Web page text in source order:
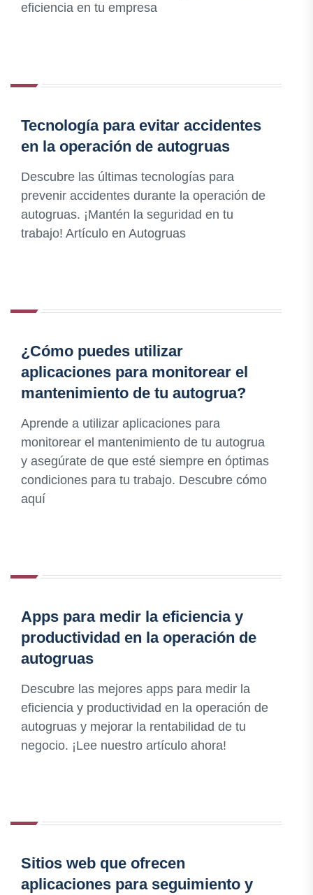
eficiencia en tu empresa
Tecnología para evitar accidentes
en la operación de autogruas
Descubre las últimas tecnologías para
prevenir accidentes durante la operación de
autogruas. ¡Mantén la seguridad en tu
trabajo! Artículo en Autogruas
¿Cómo puedes utilizar
aplicaciones para monitorear el
mantenimiento de tu autogrua?
Aprende a utilizar aplicaciones para
monitorear el mantenimiento de tu autogrua
y asegúrate de que esté siempre en óptimas
condiciones para tu trabajo. Descubre cómo
aquí
Apps para medir la eficiencia y
productividad en la operación de
autogruas
Descubre las mejores apps para medir la
eficiencia y productividad en la operación de
autogruas y mejorar la rentabilidad de tu
negocio. ¡Lee nuestro artículo ahora!
Sitios web que ofrecen
aplicaciones para seguimiento y